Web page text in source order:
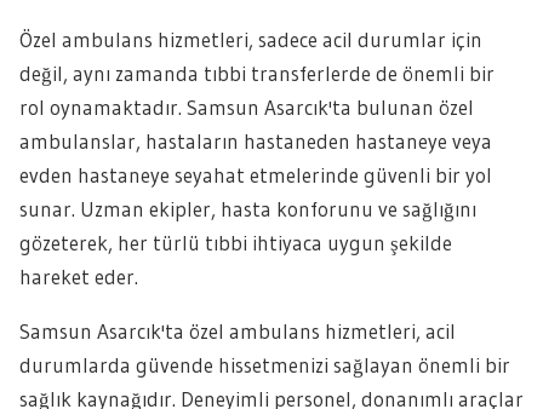
Özel ambulans hizmetleri, sadece acil durumlar için
değil, aynı zamanda tıbbi transferlerde de önemli bir
rol oynamaktadır. Samsun Asarcık'ta bulunan özel
ambulanslar, hastaların hastaneden hastaneye veya
evden hastaneye seyahat etmelerinde güvenli bir yol
sunar. Uzman ekipler, hasta konforunu ve sağlığını
gözeterek, her türlü tıbbi ihtiyaca uygun şekilde
hareket eder.
Samsun Asarcık'ta özel ambulans hizmetleri, acil
durumlarda güvende hissetmenizi sağlayan önemli bir
sağlık kaynağıdır. Deneyimli personel, donanımlı araçlar